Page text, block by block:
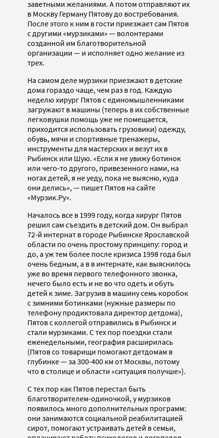
заветными желаниями. А потом отправляют их
в Москву Герману Пятову до востребования.
После этого к ним в гости приезжает сам Пятов
с другими «мурзиками» — волонтерами
созданной им благотворительной
организации — и исполняет одно желание из
трех.
На самом деле мурзики приезжают в детские
дома гораздо чаще, чем раз в год. Каждую
неделю хирург Пятов с единомышленниками
загружают в машины (теперь в их собственные
легковушки помощь уже не помещается,
приходится использовать грузовики) одежду,
обувь, мячи и спортивные тренажеры,
инструменты для мастерских и везут их в
Рыбинск или Шую. «Если я не увижу ботинок
или чего-то другого, привезенного нами, на
ногах детей, я не уеду, пока не выясню, куда
они делись», — пишет Пятов на сайте
«Мурзик.Ру».
Началось все в 1999 году, когда хирург Пятов
решил сам съездить в детский дом. Он выбрал
72-й интернат в городе Рыбинске Ярославской
области по очень простому принципу: город и
до, а уж тем более после кризиса 1998 года был
очень бедным, а в в интернате, как выяснилось
уже во время первого телефонного звонка,
нечего было есть и не во что одеть и обуть
детей к зиме. Загрузив в машину семь коробок
с зимними ботинками (нужные размеры по
телефону продиктовала директор детдома),
Пятов с коллегой отправились в Рыбинск и
стали мурзиками. С тех пор поездки стали
еженедельными, география расширилась
(Пятов со товарищи помогают детдомам в
глубинке — за 300-400 км от Москвы, потому
что в столице и области «ситуация получше»).
С тех пор как Пятов перестал быть
благотворителем-одиночкой, у мурзиков
появилось много дополнительных программ:
они занимаются социальной реабилитацией
сирот, помогают устраивать детей в семьи,